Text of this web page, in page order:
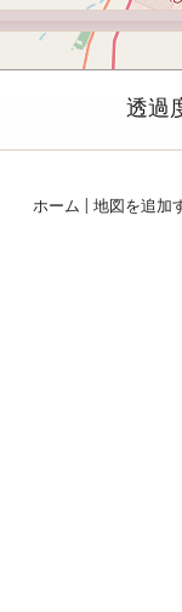
透過
ホーム 地図を追加